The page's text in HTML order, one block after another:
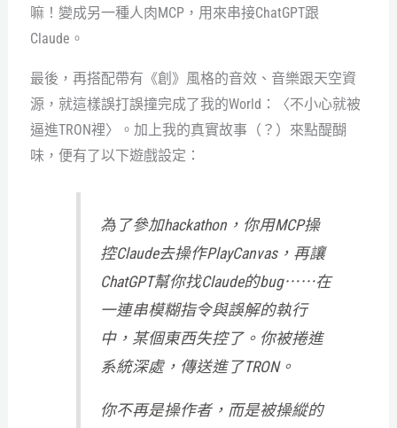
嘛！變成另一種人肉MCP，用來串接ChatGPT跟
Claude。
最後，再搭配帶有《創》風格的音效、音樂跟天空資
源，就這樣誤打誤撞完成了我的World：〈不小心就被
逼進TRON裡〉。加上我的真實故事（？）來點醍醐
味，便有了以下遊戲設定：
為了參加hackathon，你用MCP操
控Claude去操作PlayCanvas，再讓
ChatGPT幫你找Claude的bug⋯⋯在
一連串模糊指令與誤解的執行
中，某個東西失控了。你被捲進
系統深處，傳送進了TRON。
你不再是操作者，而是被操縱的